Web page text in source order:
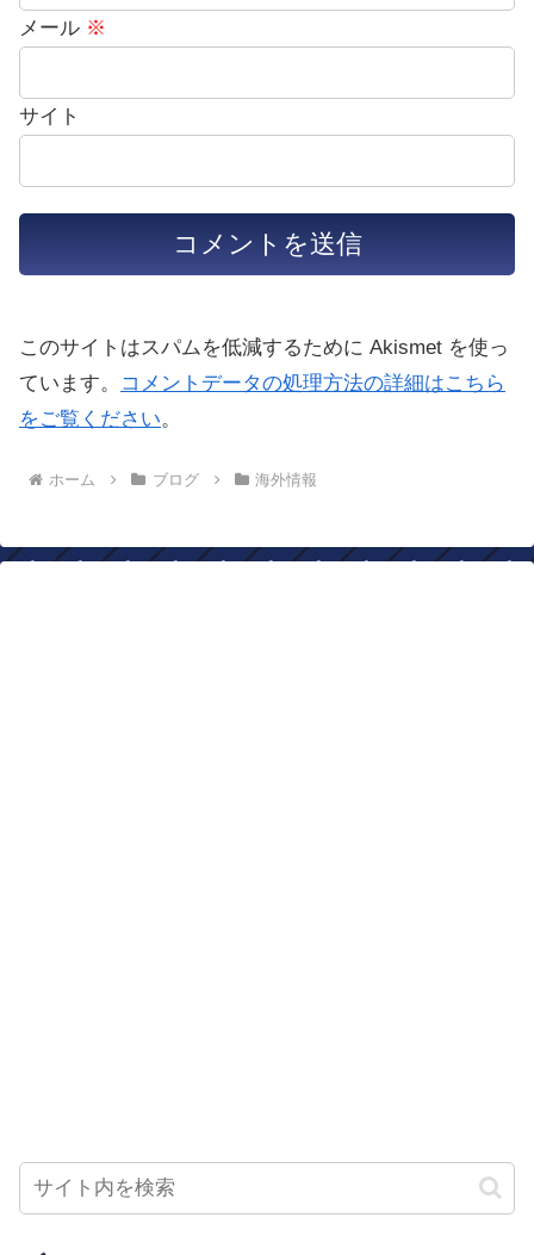
メール ※
サイト
このサイトはスパムを低減するために Akismet を使っ
ています。
コメントデータの処理方法の詳細はこちら
をご覧ください。
ホーム ブログ 海外情報